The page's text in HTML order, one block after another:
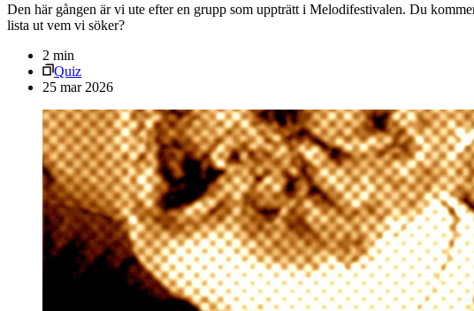
Den här gången är vi ute efter en grupp som uppträtt i Melodifestivalen. Du
lista ut vem vi söker?
2 min
Quiz
25 mar 2026